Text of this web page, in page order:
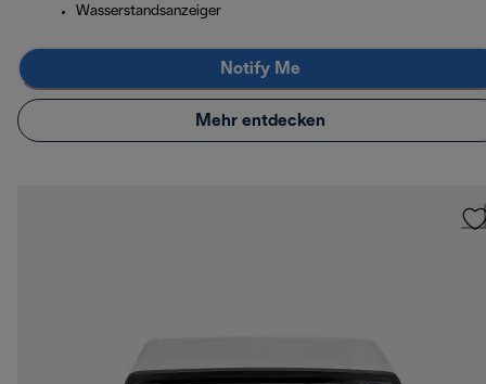
Wasserstandsanzeiger
Notify Me
Mehr entdecken